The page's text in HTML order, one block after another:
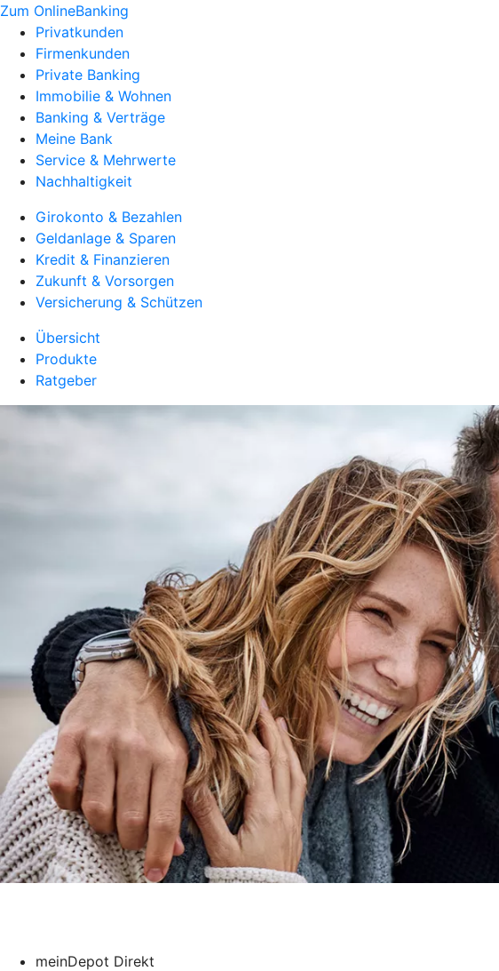
Zum OnlineBanking
Privatkunden
Firmenkunden
Private Banking
Immobilie & Wohnen
Banking & Verträge
Meine Bank
Service & Mehrwerte
Nachhaltigkeit
Girokonto & Bezahlen
Geldanlage & Sparen
Kredit & Finanzieren
Zukunft & Vorsorgen
Versicherung & Schützen
Übersicht
Produkte
Ratgeber
meinDepot Direkt